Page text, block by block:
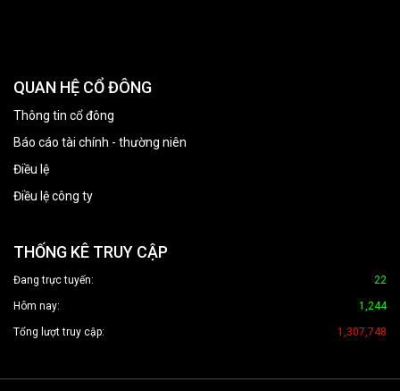
QUAN HỆ CỔ ĐÔNG
Thông tin cổ đông
Báo cáo tài chính - thường niên
Điều lệ
Điều lệ công ty
THỐNG KÊ TRUY CẬP
Đang trực tuyến: 22
Hôm nay: 1,244
Tổng lượt truy cập: 1,307,748